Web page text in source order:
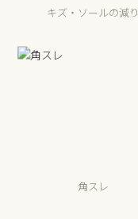
キズ・ソールの減り
角スレ